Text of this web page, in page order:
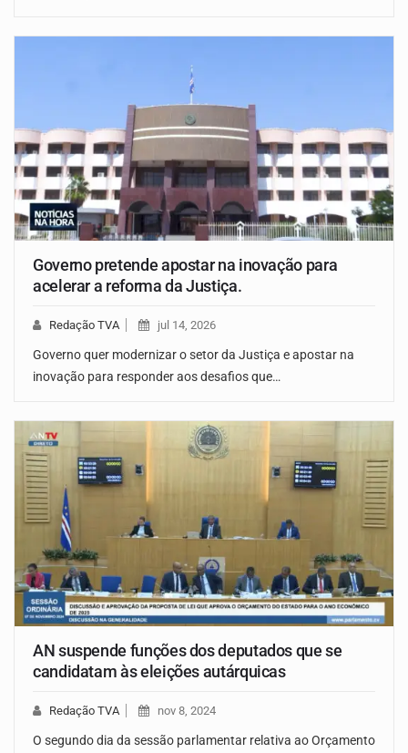
Governo pretende apostar na inovação para
acelerar a reforma da Justiça.
Redação TVA jul 14, 2026
Governo quer modernizar o setor da Justiça e apostar na
inovação para responder aos desafios que…
AN suspende funções dos deputados que se
candidatam às eleições autárquicas
Redação TVA nov 8, 2024
O segundo dia da sessão parlamentar relativa ao Orçamento